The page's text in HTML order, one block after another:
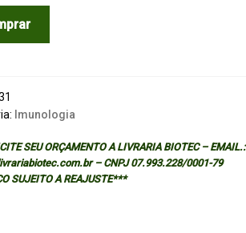
Imunologia
SEU ORÇAMENTO A LIVRARIA BIOTEC – EMAIL.:
– CNPJ 07.993.228/0001-79
SUJEITO A REAJUSTE***